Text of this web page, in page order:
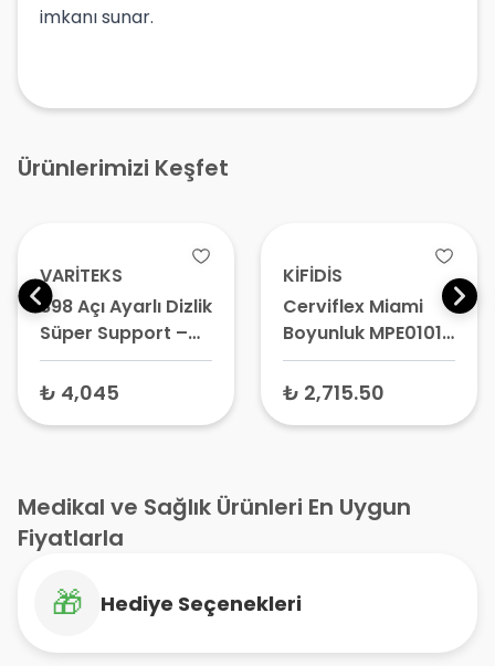
imkanı sunar.
Ürünlerimizi Keşfet
VARİTEKS
898 Açı Ayarlı Dizlik
Süper Support –
Medikal Dizlik
₺ 4,045
KİFİDİS
Cerviflex Miami
Boyunluk MPE01010
Standart Beden -
Medikal Servikal
₺ 2,715.50
Medikal ve Sağlık Ürünleri En Uygun
Fiyatlarla
🎁 Hediye Seçenekleri